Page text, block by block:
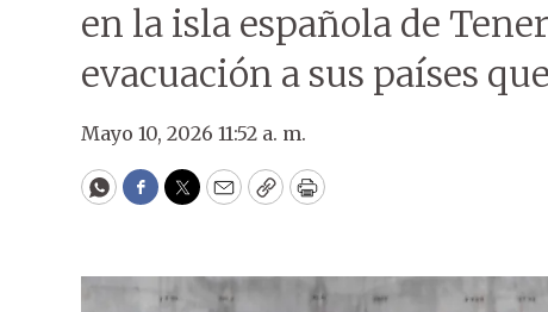
en la isla española de
evacuación a sus países
Mayo 10, 2026 11:52 a. m.
WhatsApp
Facebook
Twitter
EmailCopyPrint